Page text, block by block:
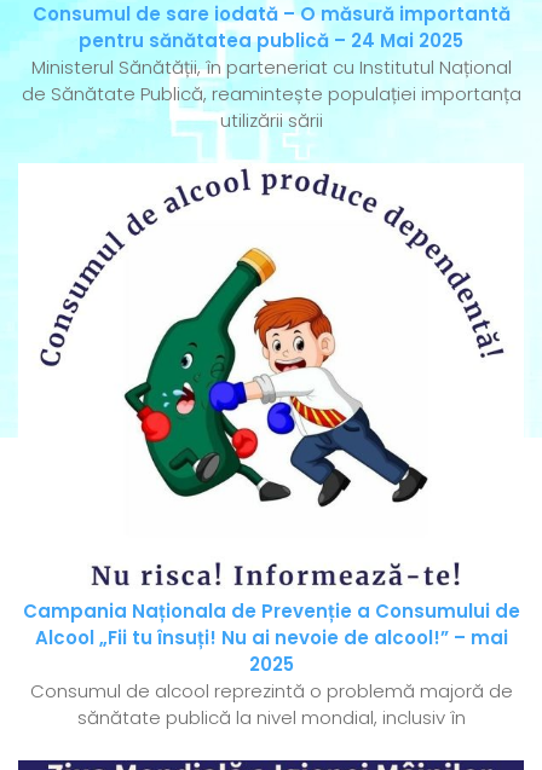
Consumul de sare iodată – O măsură importantă
pentru sănătatea publică – 24 Mai 2025
Ministerul Sănătății, în parteneriat cu Institutul Național
de Sănătate Publică, reamintește populației importanța
utilizării sării
Campania Naționala de Prevenție a Consumului de
Alcool „Fii tu însuți! Nu ai nevoie de alcool!” – mai
2025
Consumul de alcool reprezintă o problemă majoră de
sănătate publică la nivel mondial, inclusiv în